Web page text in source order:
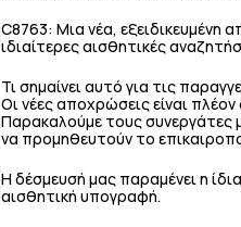
C8763: Μια νέα, εξειδικευμένη
ιδιαίτερες αισθητικές
Τι σημαίνει αυτό για τις
Οι νέες αποχρώσεις είναι πλέον
Παρακαλούμε τους συνεργάτες
να προμηθευτούν το
Η δέσμευσή μας παραμένει η
αισθητική υπογραφή.